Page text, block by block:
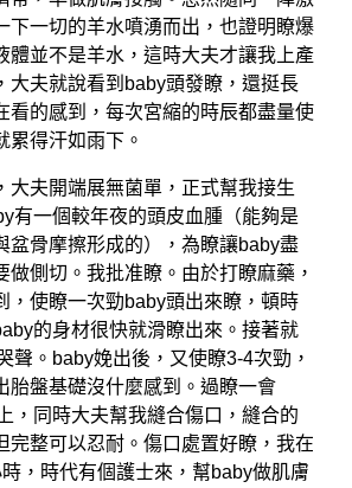
下一切的羊水噴湧而出，也證明瞭爆
體並不是羊水，這時大夫才讓我上產
大夫就說看到baby頭發瞭，還挺長
看的感到，每次宮縮的時辰都盡量使
累得汗如雨下。
大夫開端展無菌單，正式幫我接生
有一個較年夜的頭皮血腫（能夠是
盆骨摩擦形成的），為瞭讓baby盡
做側切。我批准瞭。由於打瞭麻藥，
，使瞭一次勁baby頭出來瞭，頓時
的身材很快就滑瞭出來。接著就
聲。baby娩出後，又使瞭3-4次勁，
胎盤基礎沒什麼感到。過瞭一會
，同時大夫幫我縫合傷口，縫合的
完整可以忍耐。傷口處置好瞭，我在
，時代有個護士來，幫baby做肌膚